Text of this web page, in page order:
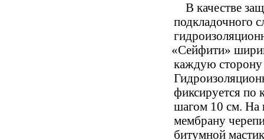
В качестве
подкладочного
«Сейфити»
каждую
фиксируется по
шагом 10 см. На
мембрану
битумной